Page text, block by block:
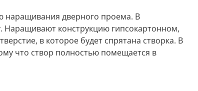
дверного проема. В
Наращивают конструкцию гипсокартонном,
в которое будет спрятана створка. В
что створ полностью помещается в